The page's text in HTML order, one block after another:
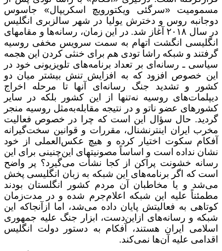
مسمومیت «سرگئی ویکتورویچ اسکریپال» جاسوس
دوجانبه روس و دخترش یولیا در شهر سالزبری انگلیس
در سال ۲۰۱۸ آغاز شد. در این زمان، رسانه‌ها و مقام­های
انگلیسی انگشت اتهام به سمت سرویس مخفی روسیه
گرفتند و شبکه راشا تودی هم برای خنثی کردن این هجمه
سیاسی ـ رسانه‌ای بر تعداد برنامه‌های تلویزیونی خود در
این خصوص افزود که به افزایش تنش بیشتر میان دو
کشور و تشدید جنگ رسانه‌ای آن­ها تا مرحله اخراج
دیپلمات‌های روسیه نه‌تنها از این کشور بلکه در سایر
کشورهای عضو ناتو و در نتیجه مقابله‌به‌مثل روسیه منجر
گردید. حال سؤال این است که چرا در خصوص فعالیت
مخرب ایران اینترنشنال، مقررات و قوانین سخت‌گیرانه
آفکام سکوت اختیار کرده و هیچ عکس‌العملی از خود
نشان نداده ­است و اساساً مصونیت­های این‌چنینی برای این
رسانه خشونت پراکن از کجا نشأت می‌گیرد؟ پر واضح
است که اگر برنامه‌های این شبکه‌ به زبان انگلیسی پخش
می‌شد و یا مخاطبان آن مردم کشور انگلستان بودند
مطمئناً علیه این شبکه اعلام‌جرم شده و در مدت‌زمان
کوتاهی به فعالیتش پایان داده می‌شد، اما ازآنجاکه این
شبکه و رسانه‌های ازاین‌دست، ابزار جنگ علیه جمهوری
اسلامی ایران هستند، آفکام به دستور دولت انگلیس
اقدامی علیه آن‌ها نمی‌کند.